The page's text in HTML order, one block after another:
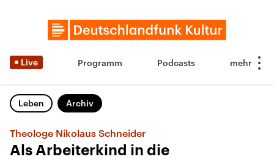
Live Programm Podcasts
Leben Archiv
Theologe Nikolaus Schneider
Als Arbeiterkind in die